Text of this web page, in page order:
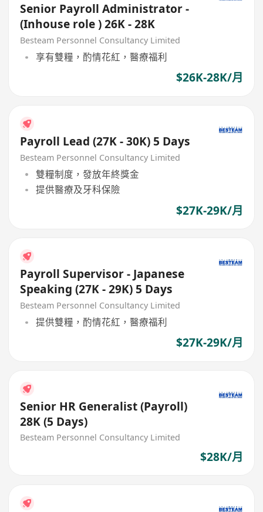
Senior Payroll Administrator -
(Inhouse role ) 26K - 28K
Besteam Personnel Consultancy Limited
享有雙糧，酌情花紅，醫療福利
$26K-28K/月
Payroll Lead (27K - 30K) 5 Days
Besteam Personnel Consultancy Limited
雙糧制度，發放年終獎金
提供醫療及牙科保險
$27K-29K/月
Payroll Supervisor - Japanese
Speaking (27K - 29K) 5 Days
Besteam Personnel Consultancy Limited
提供雙糧，酌情花紅，醫療福利
$27K-29K/月
Senior HR Generalist (Payroll)
28K (5 Days)
Besteam Personnel Consultancy Limited
$28K/月